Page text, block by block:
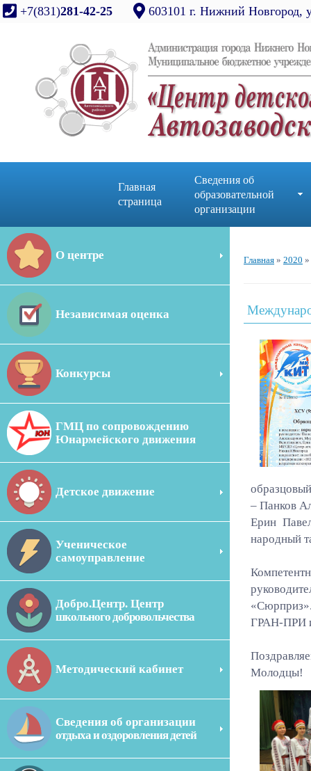
+7(831)281-42-25 603101 г. Нижний Новгород,
Главная
страница
Сведения об
образовательной
организации
О центре
Независимая оценка
Конкурсы
ГМЦ по сопровождению
Юнармейского движения
Детское движение
Ученическое
самоуправление
Добро.Центр. Центр
школьного добровольчества
Методический кабинет
Сведения об организации
отдыха и оздоровления детей
Главная » 2020 »
– Панков
Ерин
народный
ГРАН-ПРИ и
Молодцы!